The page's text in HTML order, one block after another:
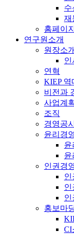
수
재
홈페이
연구원소개
원장소개
인
연혁
KIEP 역
비전과
사업계
조직
경영공시
윤리경
윤
윤
인권경
인
인
인
홍보마
CI